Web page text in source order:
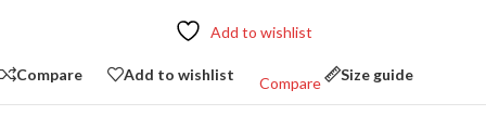
Add to wishlist
Compare Add to wishlist
Compare
Size guide